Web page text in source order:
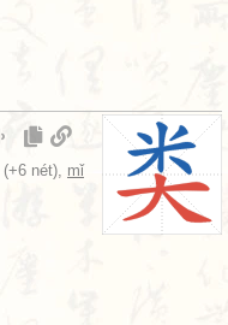
(+6 nét), mǐ